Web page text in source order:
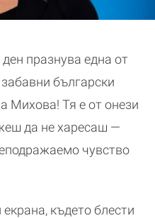
празнува една от
български
Михова! Тя е от онези
да не харесаш —
чувство
където блести